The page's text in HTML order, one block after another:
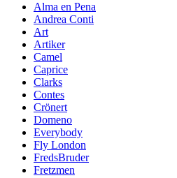
Alma en Pena
Andrea Conti
Art
Artiker
Camel
Caprice
Clarks
Contes
Crönert
Domeno
Everybody
Fly London
FredsBruder
Fretzmen